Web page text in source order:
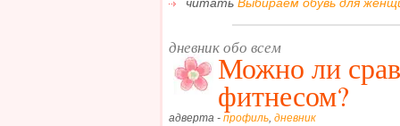
дневник обо всем
Можно ли
фитнесом?
адверта - профиль, дневник